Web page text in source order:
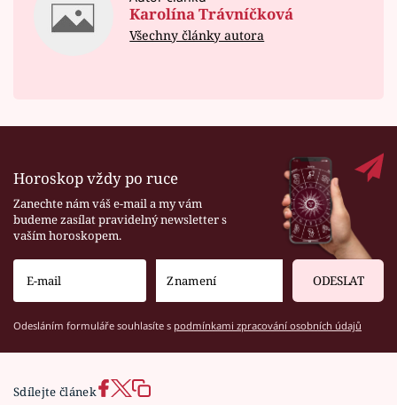
Karolína Trávníčková
Všechny články autora
Horoskop vždy po ruce
Zanechte nám váš e-mail a my vám
budeme zasílat pravidelný newsletter s
vaším horoskopem.
ODESLAT
Odesláním formuláře souhlasíte s podmínkami zpracování osobních údajů
Sdílejte článek